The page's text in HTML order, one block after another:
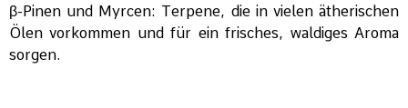
β-Pinen und Myrcen: Terpene, die in vielen ätherischen
Ölen vorkommen und für ein frisches, waldiges Aroma
sorgen.